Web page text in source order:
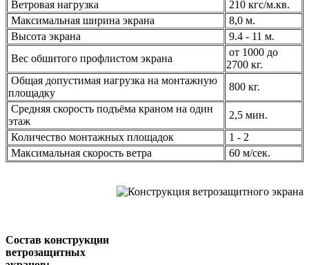
Ветровая нагрузка
210 кгс/м.кв.
Максимальная ширина экрана
8,0 м.
Высота экрана
9.4 - 11 м.
Вес обшитого профлистом экрана
от 1000 до
2700 кг.
Общая допустимая нагрузка на монтажную
площадку
800 кг.
Средняя скорость подъёма краном на один
этаж
2,5 мин.
Количество монтажных площадок
1 - 2
Максимальная скорость ветра
60 м/сек.
Состав конструкции
ветрозащитных